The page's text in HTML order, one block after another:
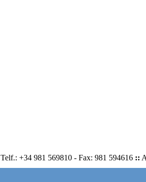
Telf.: +34 981 569810 - Fax: 981 594616 ::